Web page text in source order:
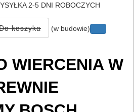
2-5 DNI ROBOCZYCH
(w budowie)
WIERCENIA W